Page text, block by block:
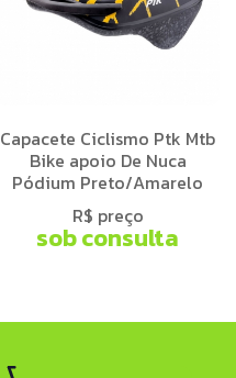
Capacete Ciclismo Ptk Mtb
Bike apoio De Nuca
Pódium Preto/Amarelo
R$ preço
sob consulta